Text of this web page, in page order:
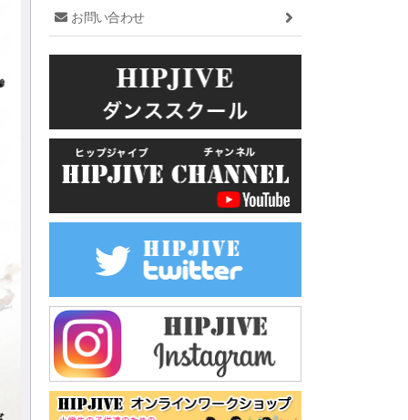
お問い合わせ